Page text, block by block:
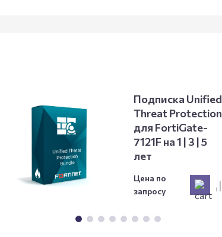
Подписка Unified
Threat Protection
для FortiGate-
7121F на 1 | 3 | 5
лет
Цена по
запросу